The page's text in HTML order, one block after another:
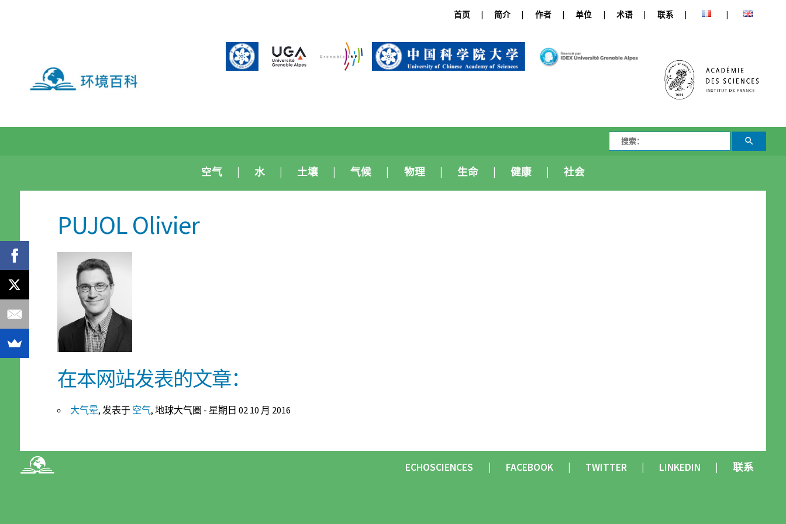
首页 简介 作者 单位 术语 联系
空气 水 土壤 气候 物理 生命 健康 社会
PUJOL Olivier
在本网站发表的文章：
大气晕, 发表于 空气, 地球大气圈 - 星期日 02 10 月 2016
ECHOSCIENCES FACEBOOK TWITTER LINKEDIN 联系